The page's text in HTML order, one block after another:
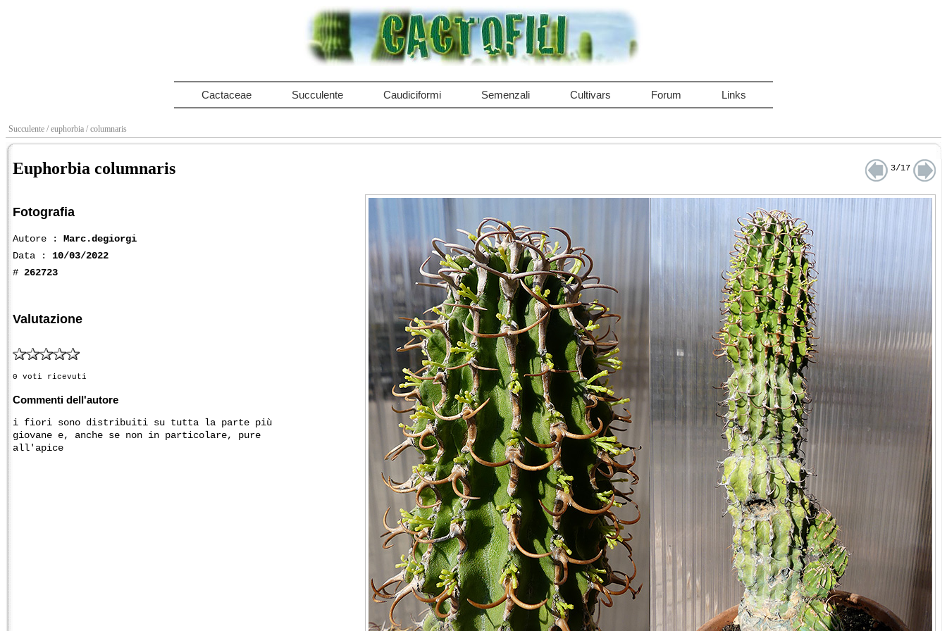
Cactaceae Succulente Caudiciformi Semenzali Cultivars Forum Links
Succulente / euphorbia / columnaris
Euphorbia columnaris 3/17
Fotografia
Autore : Marc.degiorgi
Data : 10/03/2022
# 262723
Valutazione
0 voti ricevuti
Commenti dell'autore
i fiori sono distribuiti su tutta la parte più
giovane e, anche se non in particolare, pure
all'apice